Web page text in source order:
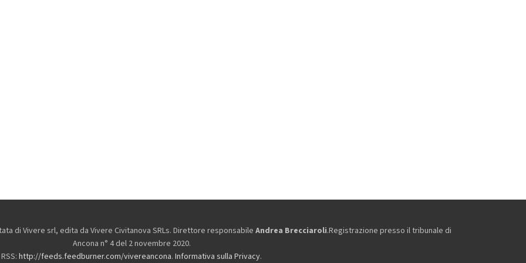
di Vivere srl, edita da Vivere Civitanova SRLs. Direttore responsabile Andrea Brecciaroli.Registrazione presso il tribunale di
Ancona n° 4 del 2 novembre 2020.
RSS: http://feeds.feedburner.com/vivereancona. Informativa sulla Privacy.